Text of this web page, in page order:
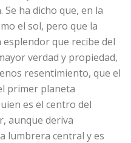
ha dicho que, en la
el sol, pero que la
que recibe del
verdad y propiedad,
resentimiento, que el
primer planeta
es el centro del
aunque deriva
lumbrera central y es